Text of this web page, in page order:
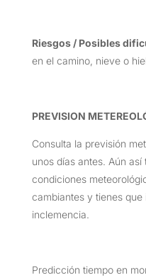
Riesgos / Posibles
en el camino, nieve o
PREVISION
Consulta la previsión
unos días antes. Aún
condiciones
cambiantes y tienes
inclemencia.
Predicción tiempo en